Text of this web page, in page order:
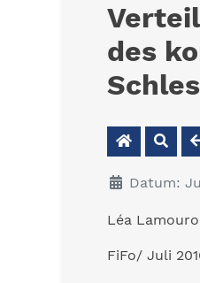
des
Datum:
Léa
FiFo/ Juli